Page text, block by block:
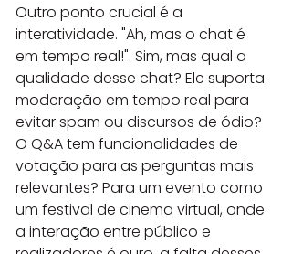
Outro ponto crucial é a
interatividade. "Ah, mas o chat é
em tempo real!". Sim, mas qual a
qualidade desse chat? Ele suporta
moderação em tempo real para
evitar spam ou discursos de ódio?
O Q&A tem funcionalidades de
votação para as perguntas mais
relevantes? Para um evento como
um festival de cinema virtual, onde
a interação entre público e